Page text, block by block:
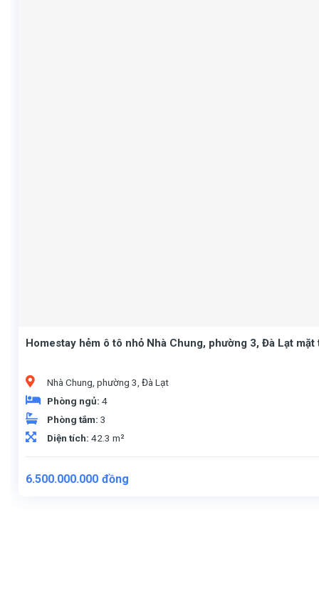
Homestay hẻm ô tô nhỏ Nhà Chung, phường 3, Đà Lạt mặt
Nhà Chung, phường 3, Đà Lạt
Phòng ngủ: 4
Phòng tắm: 3
Diện tích: 42.3 m²
6.500.000.000 đồng